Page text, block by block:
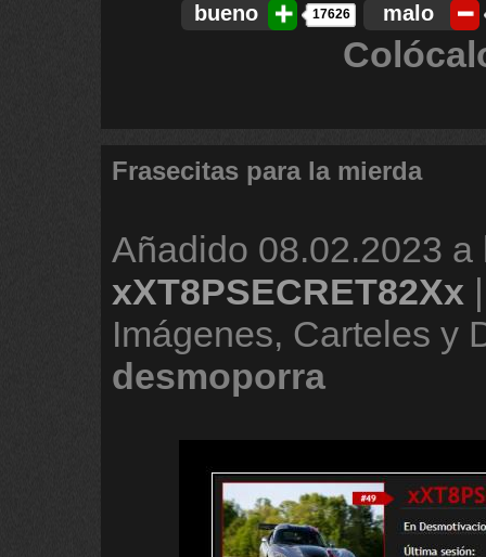
bueno 17626 malo
Frasecitas para la mierda
Añadido 08.02.2023 a
xXT8PSECRET82Xx
Imágenes, Carteles y
desmoporra